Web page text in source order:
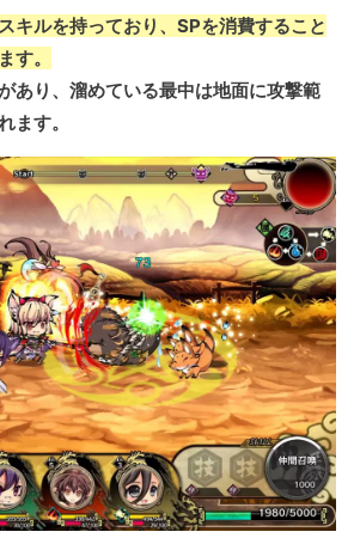
キルを持っており、SPを消費すること
す。
あり、溜めている最中は地面に攻撃範
ます。